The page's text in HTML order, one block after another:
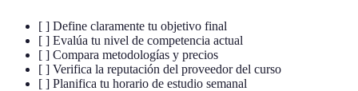
[ ] Define claramente tu objetivo final
[ ] Evalúa tu nivel de competencia actual
[ ] Compara metodologías y precios
[ ] Verifica la reputación del proveedor del curso
[ ] Planifica tu horario de estudio semanal